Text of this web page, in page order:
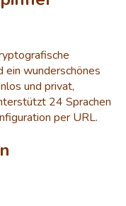
ein wunderschönes
und privat,
24 Sprachen
per URL.